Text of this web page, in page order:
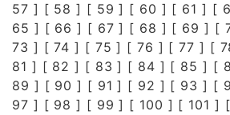
57 ] [ 58 ] [ 59 ] [ 60 ] [ 61 ] [
65 ] [ 66 ] [ 67 ] [ 68 ] [ 69 ] [
73 ] [74 ] [ 75 ] [ 76 ] [77 ] [
81 ] [ 82 ] [ 83 ] [ 84 ] [ 85 ] [
89 ] [ 90 ] [ 91 ] [ 92 ] [ 93 ] [
97 ] [ 98 ] [ 99 ] [ 100 ] [ 101 ] [